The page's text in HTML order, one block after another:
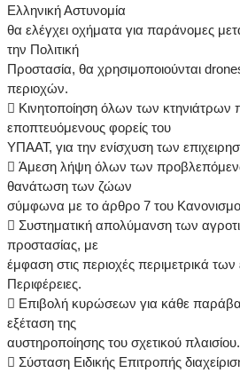
Ελληνική Αστυνομία
θα ελέγχει οχήματα για παράνομες
την Πολιτική
Προστασία, θα χρησιμοποιούνται
περιοχών.
 Κινητοποίηση όλων των κτηνιάτρων
εποπτευόμενους φορείς του
ΥΠΑΑΤ, για την ενίσχυση των
 Άμεση λήψη όλων των
θανάτωση των ζώων
σύμφωνα με το άρθρο 7 του
 Συστηματική απολύμανση των
προστασίας, με
έμφαση στις περιοχές περιμετρικά των
Περιφέρειες.
 Επιβολή κυρώσεων για κάθε
εξέταση της
αυστηροποίησης του σχετικού πλαισίου.
 Σύσταση Ειδικής Επιτροπής